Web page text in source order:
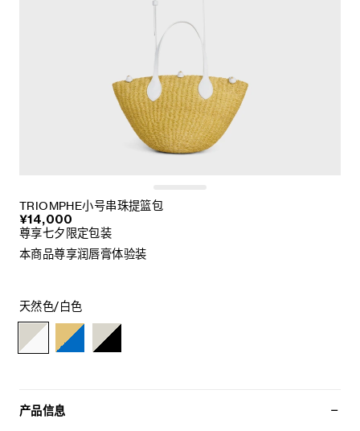
TRIOMPHE小号串珠提篮包
¥14,000
尊享七夕限定包装
本商品尊享润唇膏体验装
天然色/白色
产品信息